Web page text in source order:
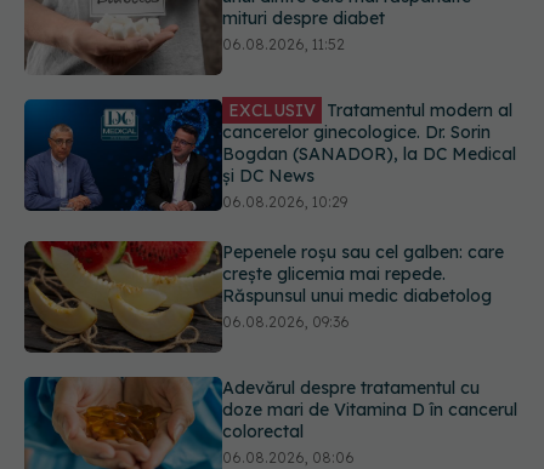
EXCLUSIV Tratamentul modern al
cancerelor ginecologice. Dr. Sorin
06.08.2026, 10:29
Pepenele roșu sau cel galben: care
crește glicemia mai repede.
Răspunsul unui medic diabetolog
Adevărul despre tratamentul cu
doze mari de Vitamina D în cancerul
Trei lucruri pe care trebuie să le faci
după 45 de ani ca să întârzii